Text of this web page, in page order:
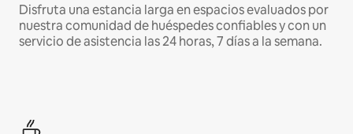
Disfruta una estancia larga en espacios evaluados por
nuestra comunidad de huéspedes confiables y con un
servicio de asistencia las 24 horas, 7 días a la semana.